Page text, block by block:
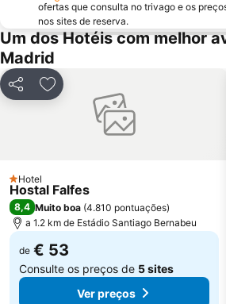
Praça da Espanha
San Blas
Praça de touros das Ventas
Ibiza
Atocha Metro Station
Carabanchel
Gran Vía Metro Station
Sol Metro Station
Centro
Praça da Cibeles
Santiago
ofertas que consulta no trivago e os
nos sites de reserva.
Um dos Hotéis com melhor
Madrid
PartilharAdicionar aos favoritos
1 Estrelas
Hotel
Hostal Falfes
8,4 Muito boa (4.810 pontuações)
a 1.2 km de Estádio Santiago Bernabeu
de € 53
Consulte os preços de 5 sites
Ver preços